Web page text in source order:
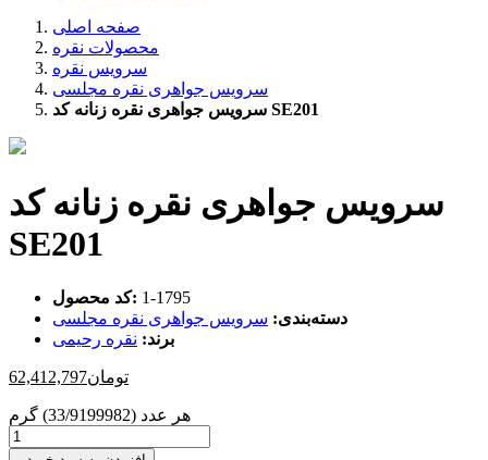
صفحه اصلی
محصولات نقره
سرویس نقره
سرویس جواهری نقره مجلسی
سرویس جواهری نقره زنانه کد SE201
سرویس جواهری نقره زنانه کد
SE201
کد محصول: ‎1-1795
دسته‌بندی: سرویس جواهری نقره مجلسی
برند: نقره رحیمی
62,412,797تومان
هر عدد (33/9199982) گرم